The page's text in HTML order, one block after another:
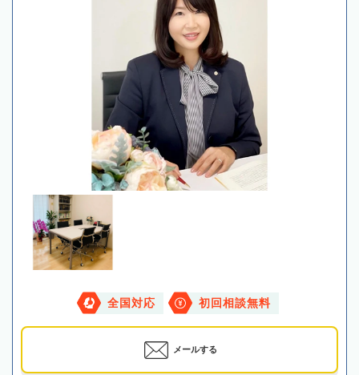
全国対応 初回相談無料
メールする